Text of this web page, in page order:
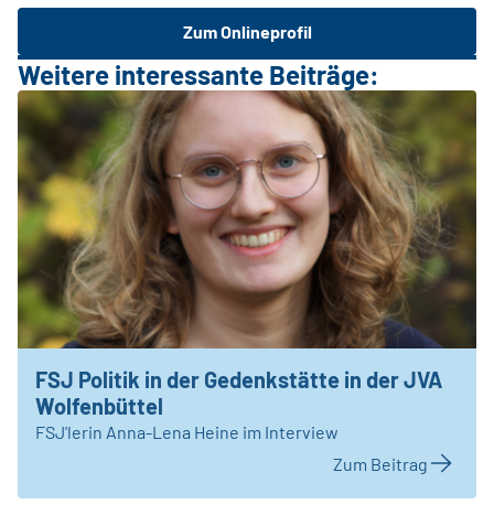
Zum Onlineprofil
Weitere interessante Beiträge:
FSJ Politik in der Gedenkstätte in der JVA
Wolfenbüttel
FSJ'lerin Anna-Lena Heine im Interview
Zum Beitrag